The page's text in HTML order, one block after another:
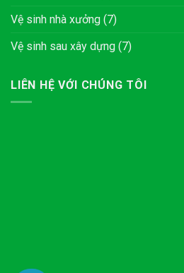
Vệ sinh nhà xưởng (7)
Vệ sinh sau xây dựng (7)
LIÊN HỆ VỚI CHÚNG TÔI